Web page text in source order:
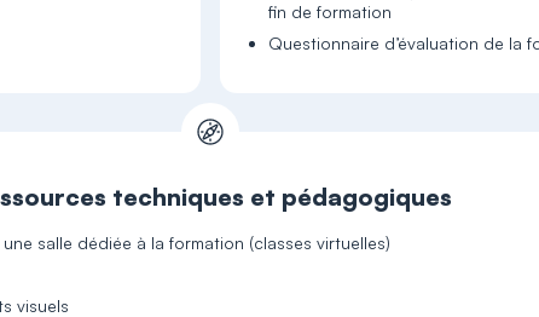
fin de formation
Questionnaire d’évaluation de la
techniques et pédagogiques
salle dédiée à la formation (classes virtuelles)
visuels